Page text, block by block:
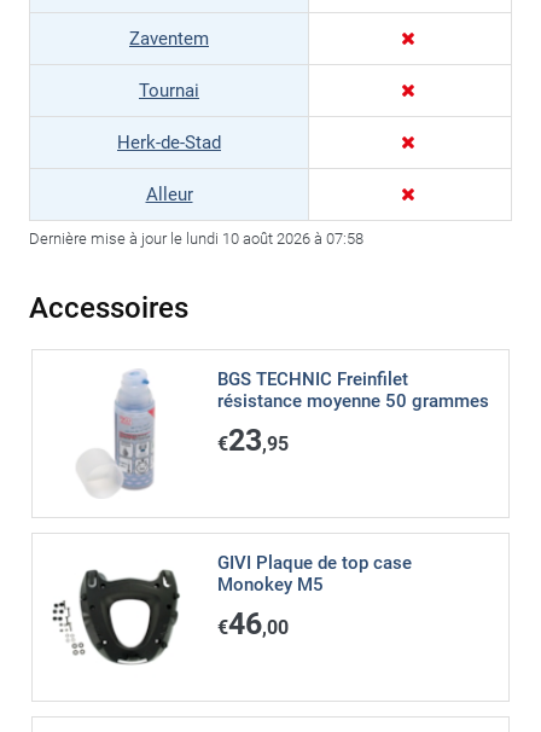
Zaventem
Tournai
Herk-de-Stad
Alleur
Dernière mise à jour le lundi 10 août 2026 à 07:58
Accessoires
BGS TECHNIC Freinfilet
résistance moyenne 50 grammes
€23,95
GIVI Plaque de top case
Monokey M5
€46,00